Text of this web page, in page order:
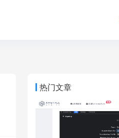
热门文章